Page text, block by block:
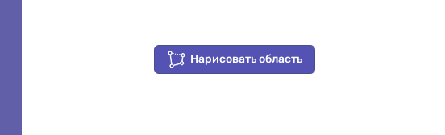
Нарисовать область